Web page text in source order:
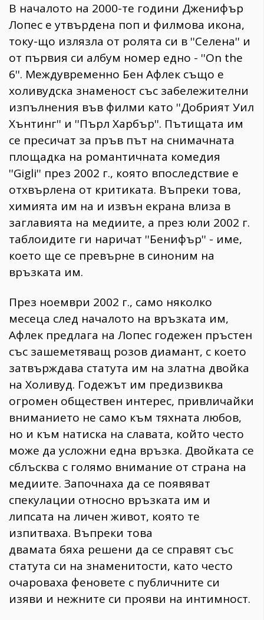
В началото на 2000-те години Дженифър
Лопес е утвърдена поп и филмова икона,
току-що излязла от ролята си в ''Селена'' и
от първия си албум номер едно - ''On the
6''. Междувременно Бен Афлек също е
холивудска знаменост със забележителни
изпълнения във филми като ''Добрият Уил
Хънтинг'' и ''Пърл Харбър''. Пътищата им
се пресичат за пръв път на снимачната
площадка на романтичната комедия
''Gigli'' през 2002 г., която впоследствие е
отхвърлена от критиката. Въпреки това,
химията им на и извън екрана влиза в
заглавията на медиите, а през юли 2002 г.
таблоидите ги наричат ''Бенифър'' - име,
което ще се превърне в синоним на
връзката им.
През ноември 2002 г., само няколко
месеца след началото на връзката им,
Афлек предлага на Лопес годежен пръстен
със зашеметяващ розов диамант, с което
затвърждава статута им на златна двойка
на Холивуд. Годежът им предизвиква
огромен обществен интерес, привличайки
вниманието не само към тяхната любов,
но и към натиска на славата, който често
може да усложни една връзка. Двойката се
сблъсква с голямо внимание от страна на
медиите. Започнаха да се появяват
спекулации относно връзката им и
липсата на личен живот, която те
изпитваха. Въпреки това
двамата бяха решени да се справят със
статута си на знаменитости, като често
очароваха феновете с публичните си
изяви и нежните си прояви на интимност.